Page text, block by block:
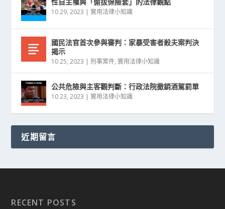
性自主權與「偷拔保險套」的法律觀點
10 29, 2023 | 實用法律小知識
國民法官首次參與審判：家暴受害者殺夫案判決
揭示
10 25, 2023 |刑事案件, 實用法律小知識
公共危險與主客觀判斷：行政法院撤銷酒駕罰單
10 23, 2023 | 實用法律小知識
近期留言
RECENT POSTS